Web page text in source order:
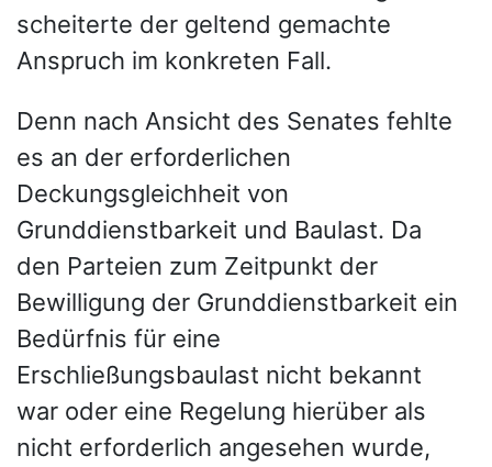
scheiterte der geltend gemachte
Anspruch im konkreten Fall.
Denn nach Ansicht des Senates fehlte
es an der erforderlichen
Deckungsgleichheit von
Grunddienstbarkeit und Baulast. Da
den Parteien zum Zeitpunkt der
Bewilligung der Grunddienstbarkeit ein
Bedürfnis für eine
Erschließungsbaulast nicht bekannt
war oder eine Regelung hierüber als
nicht erforderlich angesehen wurde,